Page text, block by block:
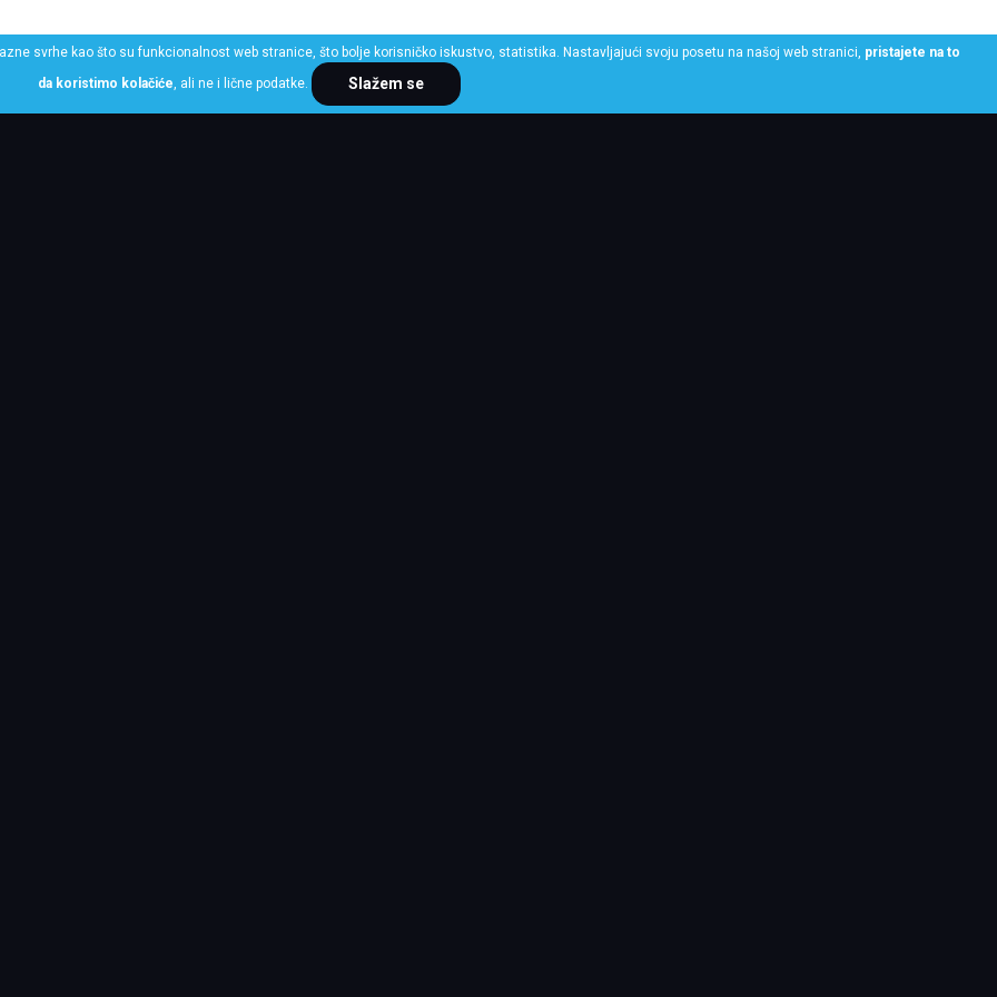
svrhe kao što su funkcionalnost web stranice, što bolje korisničko iskustvo, statistika. Nastavljajući svoju posetu na našoj web stranici, pristajete na to
da koristimo kolačiće , ali ne i lične podatke. Slažem se